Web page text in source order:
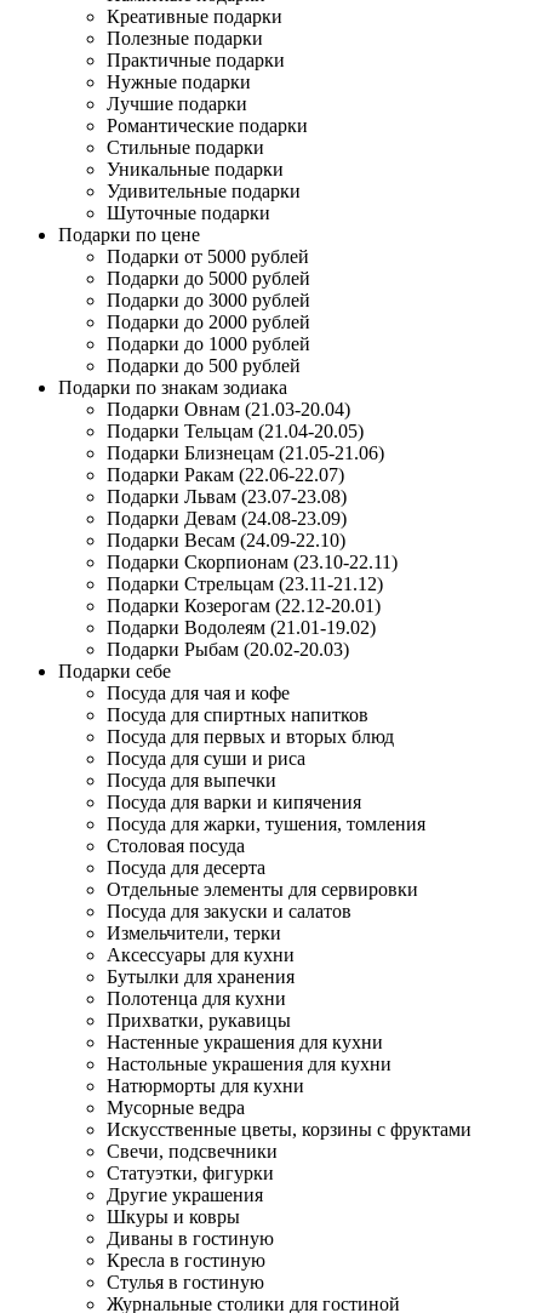
Креативные подарки
Полезные подарки
Практичные подарки
Нужные подарки
Лучшие подарки
Романтические подарки
Стильные подарки
Уникальные подарки
Удивительные подарки
Шуточные подарки
Подарки по цене
Подарки от 5000 рублей
Подарки до 5000 рублей
Подарки до 3000 рублей
Подарки до 2000 рублей
Подарки до 1000 рублей
Подарки до 500 рублей
Подарки по знакам зодиака
Подарки Овнам (21.03-20.04)
Подарки Тельцам (21.04-20.05)
Подарки Близнецам (21.05-21.06)
Подарки Ракам (22.06-22.07)
Подарки Львам (23.07-23.08)
Подарки Девам (24.08-23.09)
Подарки Весам (24.09-22.10)
Подарки Скорпионам (23.10-22.11)
Подарки Стрельцам (23.11-21.12)
Подарки Козерогам (22.12-20.01)
Подарки Водолеям (21.01-19.02)
Подарки Рыбам (20.02-20.03)
Подарки себе
Посуда для чая и кофе
Посуда для спиртных напитков
Посуда для первых и вторых блюд
Посуда для суши и риса
Посуда для выпечки
Посуда для варки и кипячения
Посуда для жарки, тушения, томления
Столовая посуда
Посуда для десерта
Отдельные элементы для сервировки
Посуда для закуски и салатов
Измельчители, терки
Аксессуары для кухни
Бутылки для хранения
Полотенца для кухни
Прихватки, рукавицы
Настенные украшения для кухни
Настольные украшения для кухни
Натюрморты для кухни
Мусорные ведра
Искусственные цветы, корзины с фруктами
Свечи, подсвечники
Статуэтки, фигурки
Другие украшения
Шкуры и ковры
Диваны в гостиную
Кресла в гостиную
Стулья в гостиную
Журнальные столики для гостиной